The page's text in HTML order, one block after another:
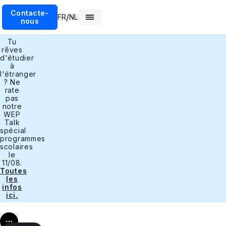
Contacte-
nous
FR/NL
Tu
rêves
d'étudier
à
l'étranger
? Ne
rate
pas
notre
WEP
Talk
spécial
programmes
scolaires
le
11/08.
Toutes
les
infos
ici.